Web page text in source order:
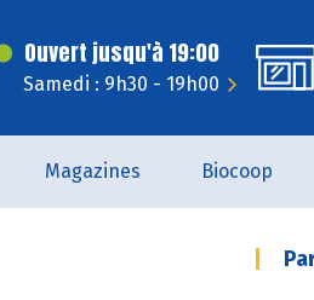
Ouvert jusqu'à 19:00
Samedi : 9h30 - 19h00
Magazines Biocoop